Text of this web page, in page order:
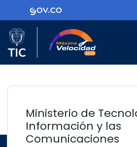
Ir al contenido principalLogo Gobierno de
Logo del Ministerio TIC
Ministerio de
Información y las
Comunicaciones